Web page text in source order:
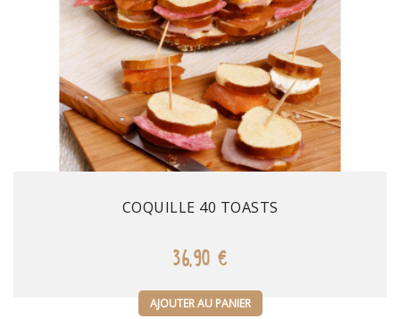
COQUILLE 40 TOASTS
36,90 €
AJOUTER AU PANIER